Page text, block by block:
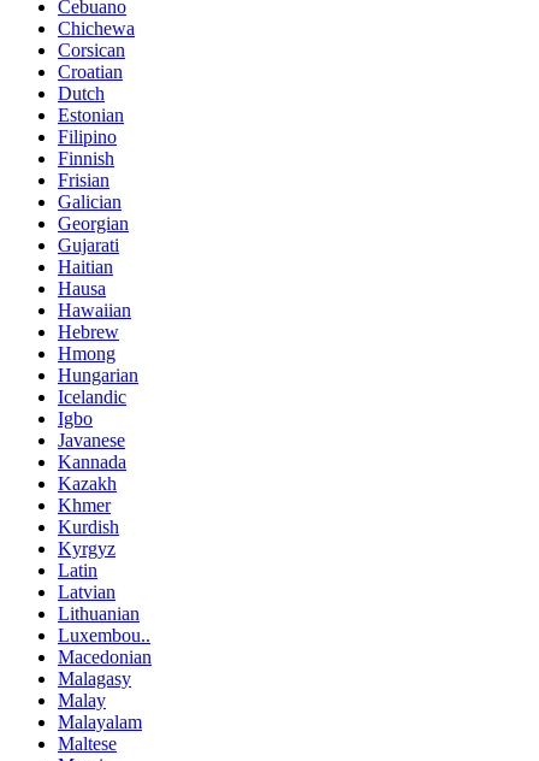
Cebuano
Chichewa
Corsican
Croatian
Dutch
Estonian
Filipino
Finnish
Frisian
Galician
Georgian
Gujarati
Haitian
Hausa
Hawaiian
Hebrew
Hmong
Hungarian
Icelandic
Igbo
Javanese
Kannada
Kazakh
Khmer
Kurdish
Kyrgyz
Latin
Latvian
Lithuanian
Luxembou..
Macedonian
Malagasy
Malay
Malayalam
Maltese